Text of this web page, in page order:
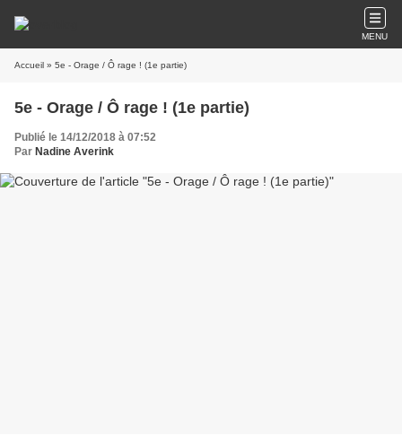
MENU
Accueil » 5e - Orage / Ô rage ! (1e partie)
5e - Orage / Ô rage ! (1e partie)
Publié le 14/12/2018 à 07:52
Par Nadine Averink